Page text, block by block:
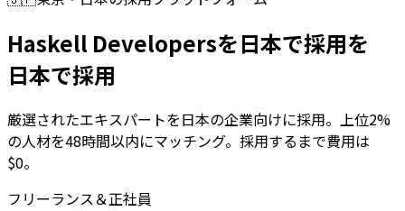
Haskell Developersを日本で採用を
日本で採用
厳選されたエキスパートを日本の企業向けに採用。上位2%
の人材を48時間以内にマッチング。採用するまで費用は
$0。
フリーランス＆正社員